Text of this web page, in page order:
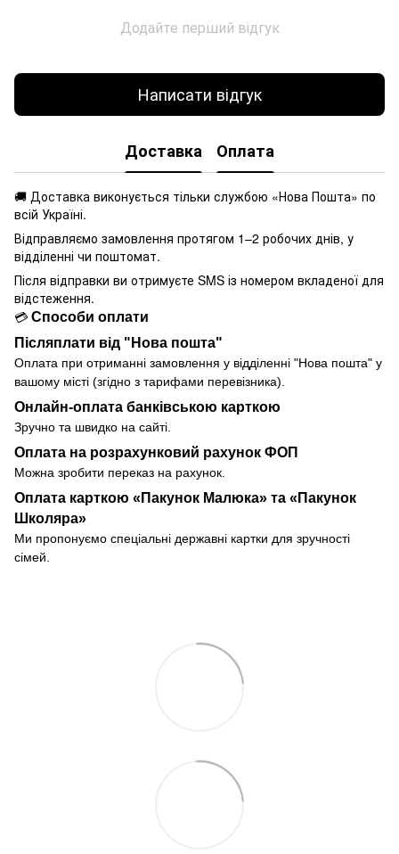
Додайте перший відгук
Написати відгук
Доставка Оплата
🚚 Доставка виконується тільки службою «Нова Пошта» по
всій Україні.
Відправляємо замовлення протягом 1–2 робочих днів, у
відділенні чи поштомат.
Після відправки ви отримуєте SMS із номером вкладеної для
відстеження.
💳 Способи оплати
Післяплати від "Нова пошта"
Оплата при отриманні замовлення у відділенні "Нова пошта" у
вашому місті (згідно з тарифами перевізника).
Онлайн-оплата банківською карткою
Зручно та швидко на сайті.
Оплата на розрахунковий рахунок ФОП
Можна зробити переказ на рахунок.
Оплата карткою «Пакунок Малюка» та «Пакунок
Школяра»
Ми пропонуємо спеціальні державні картки для зручності
сімей.